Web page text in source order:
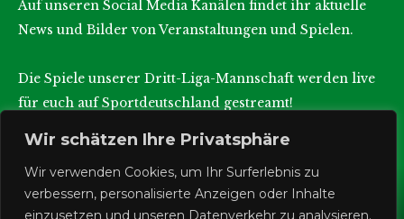
Wir schätzen Ihre Privatsphäre
Wir verwenden Cookies, um Ihr Surferlebnis zu
verbessern, personalisierte Anzeigen oder Inhalte
einzusetzen und unseren Datenverkehr zu analysieren.
Auf unseren Social Media Kanälen findet ihr aktuelle
News und Bilder von Veranstaltungen und Spielen.
Die Spiele unserer Dritt-Liga-Mannschaft werden live
für euch auf Sportdeutschland gestreamt!